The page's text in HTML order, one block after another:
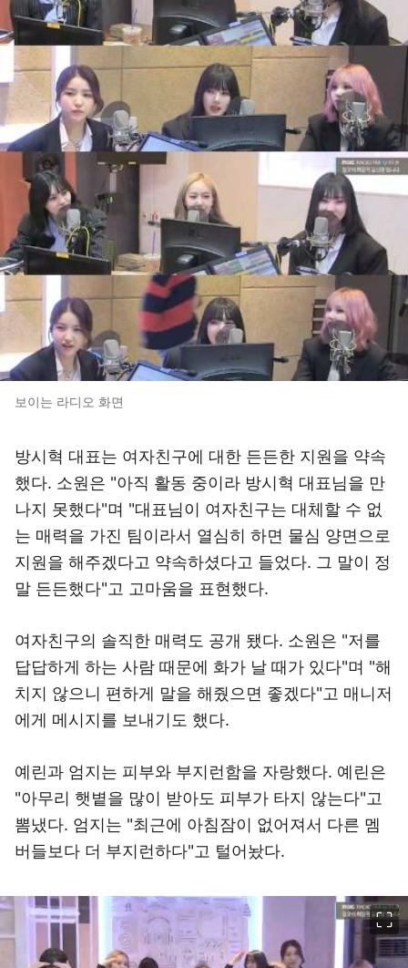
보이는 라디오 화면
방시혁 대표는 여자친구에 대한 든든한 지원을 약속
했다. 소원은 "아직 활동 중이라 방시혁 대표님을 만
나지 못했다"며 "대표님이 여자친구는 대체할 수 없
는 매력을 가진 팀이라서 열심히 하면 물심 양면으로
지원을 해주겠다고 약속하셨다고 들었다. 그 말이 정
말 든든했다"고 고마움을 표현했다.
여자친구의 솔직한 매력도 공개 됐다. 소원은 "저를
답답하게 하는 사람 때문에 화가 날 때가 있다"며 "해
치지 않으니 편하게 말을 해줬으면 좋겠다"고 매니저
에게 메시지를 보내기도 했다.
예린과 엄지는 피부와 부지런함을 자랑했다. 예린은
"아무리 햇볕을 많이 받아도 피부가 타지 않는다"고
뽐냈다. 엄지는 "최근에 아침잠이 없어져서 다른 멤
버들보다 더 부지런하다"고 털어놨다.